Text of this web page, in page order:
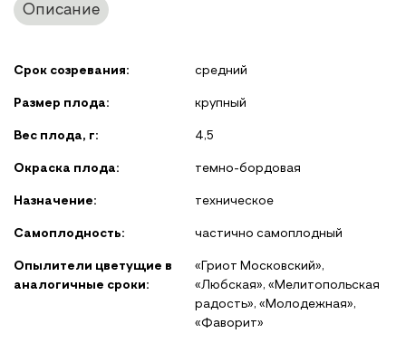
Описание
Срок созревания: средний
Размер плода: крупный
Вес плода, г: 4,5
Окраска плода: темно-бордовая
Назначение: техническое
Самоплодность: частично самоплодный
Опылители цветущие в
аналогичные сроки:
«Гриот Московский»,
«Любская», «Мелитопольская
радость», «Молодежная»,
«Фаворит»